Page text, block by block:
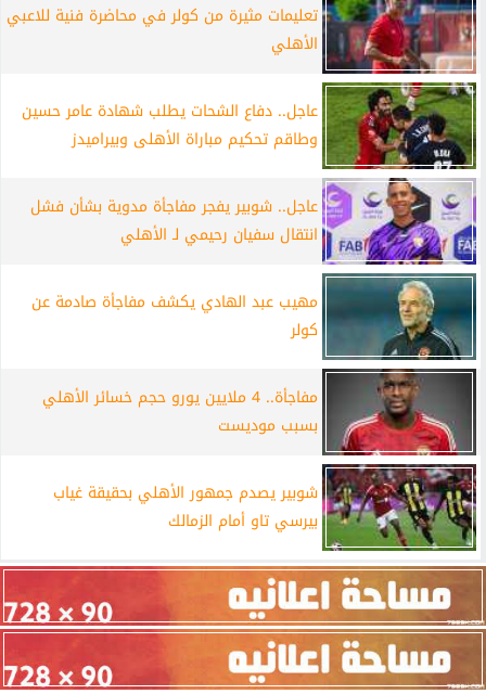
تعليمات مثيرة من كولر في محاضرة فنية للاعبي
الأهلي
عاجل.. دفاع الشحات يطلب شهادة عامر حسين
وطاقم تحكيم مباراة الأهلى وبيراميدز
عاجل.. شوبير يفجر مفاجأة مدوية بشأن فشل
انتقال سفيان رحيمي لـ الأهلي
مهيب عبد الهادي يكشف مفاجأة صادمة عن
كولر
مفاجأة.. 4 ملايين يورو حجم خسائر الأهلي
بسبب موديست
شوبير يصدم جمهور الأهلي بحقيقة غياب
بيرسي تاو أمام الزمالك